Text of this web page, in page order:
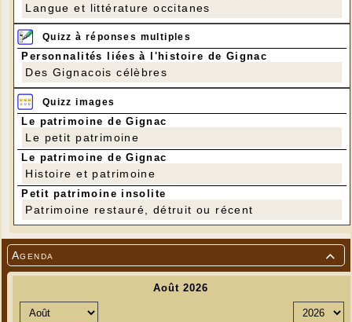

Agenda
Langue et littérature occitanes
Quizz à réponses multiples
Personnalités liées à l'histoire de Gignac
Des Gignacois célèbres
Quizz images
Le patrimoine de Gignac
Le petit patrimoine
Le patrimoine de Gignac
Histoire et patrimoine
Petit patrimoine insolite
Patrimoine restauré, détruit ou récent